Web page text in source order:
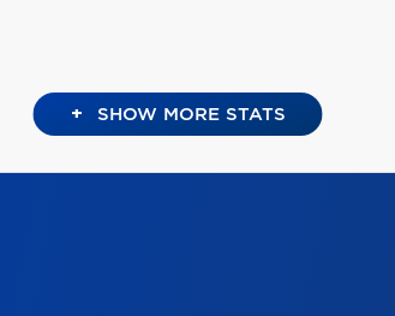
+ SHOW MORE STATS